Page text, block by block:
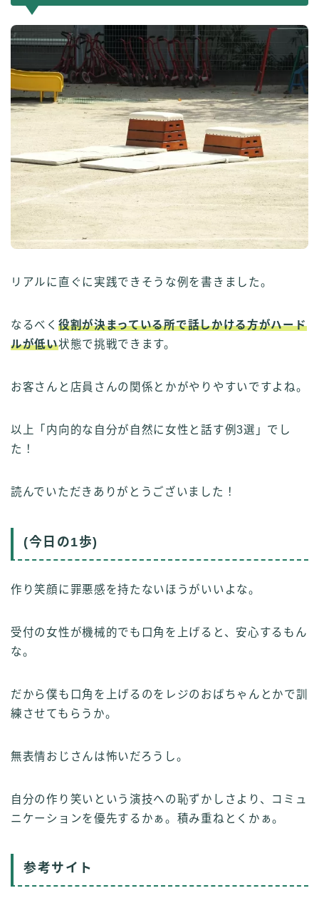
リアルに直ぐに実践できそうな例を書きました。
なるべく 役割が決まっている所で話しかける方がハード
ルが低い状態で挑戦できます。
お客さんと店員さんの関係とかがやりやすいですよね。
以上「内向的な自分が自然に女性と話す例3選」でし
た！
読んでいただきありがとうございました！
(今日の1歩)
作り笑顔に罪悪感を持たないほうがいいよな。
受付の女性が機械的でも口角を上げると、安心するもん
な。
だから僕も口角を上げるのをレジのおばちゃんとかで訓
練させてもらうか。
無表情おじさんは怖いだろうし。
自分の作り笑いという演技への恥ずかしさより、コミュ
ニケーションを優先するかぁ。積み重ねとくかぁ。
参考サイト